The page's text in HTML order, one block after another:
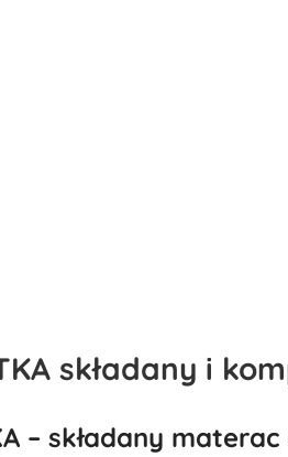
składany i
– składany